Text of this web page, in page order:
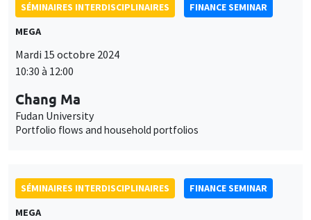
SÉMINAIRES INTERDISCIPLINAIRES
FINANCE SEMINAR
MEGA
Mardi 15 octobre 2024
10:30 à 12:00
Chang Ma
Fudan University
Portfolio flows and household portfolios
SÉMINAIRES INTERDISCIPLINAIRES
FINANCE SEMINAR
MEGA